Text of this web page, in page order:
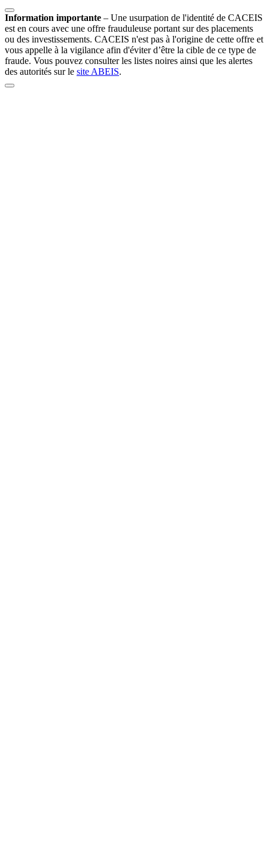
Information importante – Une usurpation de l'identité de CACEIS
est en cours avec une offre frauduleuse portant sur des placements
ou des investissements. CACEIS n'est pas à l'origine de cette offre et
vous appelle à la vigilance afin d'éviter d’être la cible de ce type de
fraude. Vous pouvez consulter les listes noires ainsi que les alertes
des autorités sur le site ABEIS.